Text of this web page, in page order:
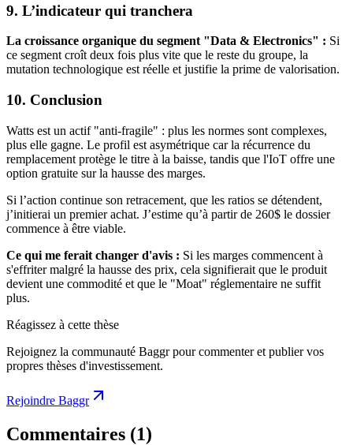
9. L’indicateur qui tranchera
La croissance organique du segment "Data & Electronics" : Si
ce segment croît deux fois plus vite que le reste du groupe, la
mutation technologique est réelle et justifie la prime de valorisation.
10. Conclusion
Watts est un actif "anti-fragile" : plus les normes sont complexes,
plus elle gagne. Le profil est asymétrique car la récurrence du
remplacement protège le titre à la baisse, tandis que l'IoT offre une
option gratuite sur la hausse des marges.
Si l’action continue son retracement, que les ratios se détendent,
j’initierai un premier achat. J’estime qu’à partir de 260$ le dossier
commence à être viable.
Ce qui me ferait changer d'avis : Si les marges commencent à
s'effriter malgré la hausse des prix, cela signifierait que le produit
devient une commodité et que le "Moat" réglementaire ne suffit
plus.
Réagissez à cette thèse
Rejoignez la communauté Baggr pour commenter et publier vos
propres thèses d'investissement.
Rejoindre Baggr
Commentaires (1)